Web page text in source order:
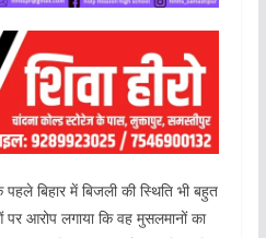
बिहार में बिजली की स्थिति भी बहुत
आरोप लगाया कि वह मुसलमानों का